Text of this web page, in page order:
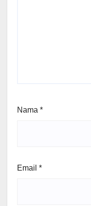
Nama *
Email *